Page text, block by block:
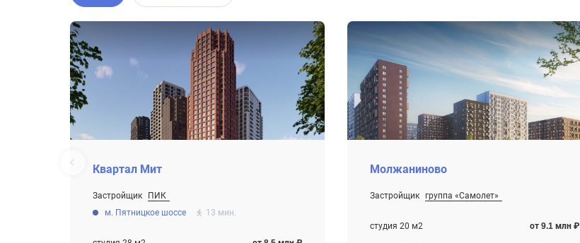
Квартал Мит
Застройщик
ПИК
Котлован
м. Пятницкое шоссе 13 мин.
Молжаниново
Застройщик
группа «Самолет»
студия 20 м2
от 9.1 млн ₽